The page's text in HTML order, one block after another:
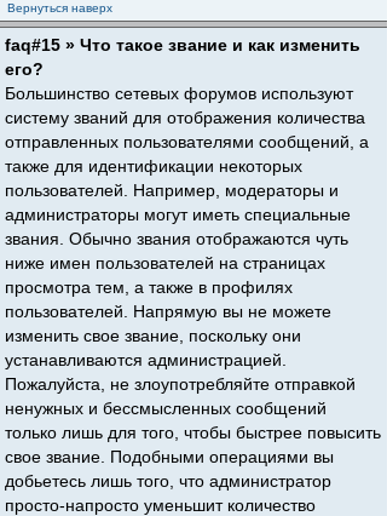
Вернуться наверх
faq#15 » Что такое звание и как изменить
его?
Большинство сетевых форумов используют
систему званий для отображения количества
отправленных пользователями сообщений, а
также для идентификации некоторых
пользователей. Например, модераторы и
администраторы могут иметь специальные
звания. Обычно звания отображаются чуть
ниже имен пользователей на страницах
просмотра тем, а также в профилях
пользователей. Напрямую вы не можете
изменить свое звание, поскольку они
устанавливаются администрацией.
Пожалуйста, не злоупотребляйте отправкой
ненужных и бессмысленных сообщений
только лишь для того, чтобы быстрее повысить
свое звание. Подобными операциями вы
добьетесь лишь того, что администратор
просто-напросто уменьшит количество